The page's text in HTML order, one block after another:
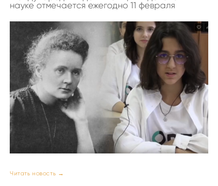
науке отмечается ежегодно 11 февраля
Читать новость →